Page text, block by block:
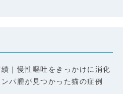
｜慢性嘔吐をきっかけに消化
パ腫が見つかった猫の症例